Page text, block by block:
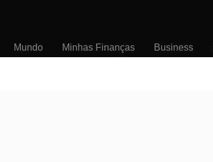
Mundo Minhas Finanças Business